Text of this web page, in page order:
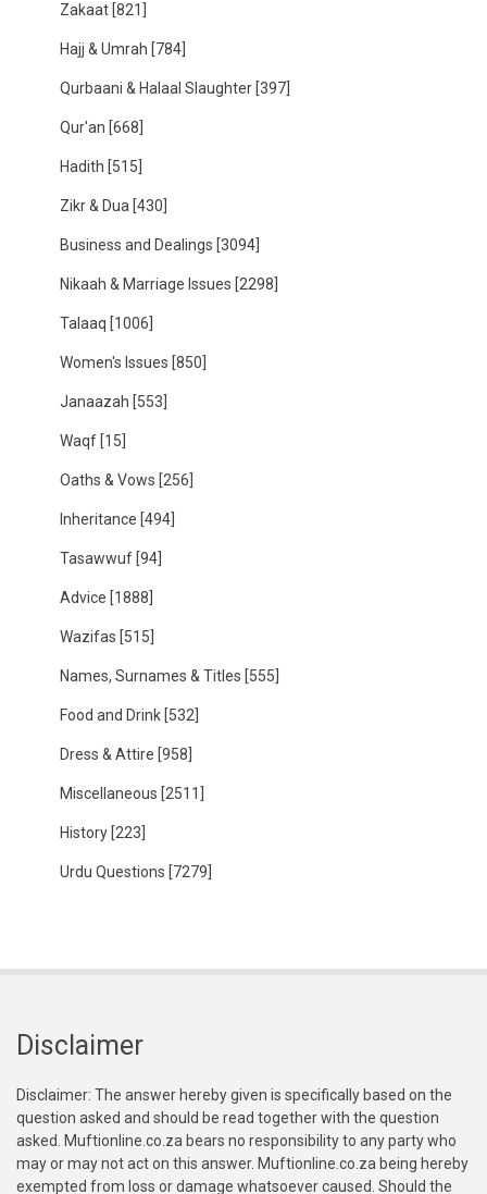
Zakaat [821]
Hajj & Umrah [784]
Qurbaani & Halaal Slaughter [397]
Qur'an [668]
Hadith [515]
Zikr & Dua [430]
Business and Dealings [3094]
Nikaah & Marriage Issues [2298]
Talaaq [1006]
Women's Issues [850]
Janaazah [553]
Waqf [15]
Oaths & Vows [256]
Inheritance [494]
Tasawwuf [94]
Advice [1888]
Wazifas [515]
Names, Surnames & Titles [555]
Food and Drink [532]
Dress & Attire [958]
Miscellaneous [2511]
History [223]
Urdu Questions [7279]
Disclaimer
Disclaimer: The answer hereby given is specifically based on the
question asked and should be read together with the question
asked. Muftionline.co.za bears no responsibility to any party who
may or may not act on this answer. Muftionline.co.za being hereby
exempted from loss or damage whatsoever caused. Should the